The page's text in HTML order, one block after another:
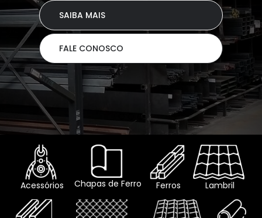
SAIBA MAIS
FALE CONOSCO
Acessórios Chapas de Ferro Ferros Lambril